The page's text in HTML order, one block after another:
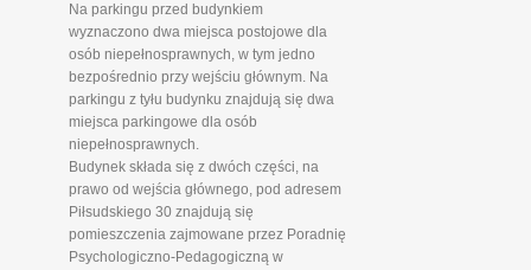
Na parkingu przed budynkiem
wyznaczono dwa miejsca postojowe dla
osób niepełnosprawnych, w tym jedno
bezpośrednio przy wejściu głównym. Na
parkingu z tyłu budynku znajdują się dwa
miejsca parkingowe dla osób
niepełnosprawnych.
Budynek składa się z dwóch części, na
prawo od wejścia głównego, pod adresem
Piłsudskiego 30 znajdują się
pomieszczenia zajmowane przez Poradnię
Psychologiczno-Pedagogiczną w